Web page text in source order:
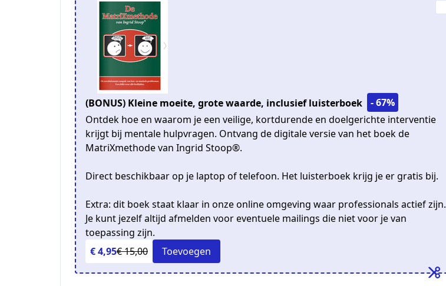
(BONUS) Kleine moeite, grote waarde, inclusief luisterboek
- 67%
Ontdek hoe en waarom je een veilige, kortdurende en doelgerichte interventie
krijgt bij mentale hulpvragen. Ontvang de digitale versie van het boek de
MatriXmethode van Ingrid Stoop®.
Direct beschikbaar op je laptop of telefoon. Het luisterboek krijg je er gratis bij.
Extra: dit boek staat klaar in onze online omgeving waar professionals actief zijn.
Je kunt jezelf altijd afmelden voor eventuele mailings die niet voor je van
toepassing zijn.
€ 4,95€ 15,00 Toevoegen